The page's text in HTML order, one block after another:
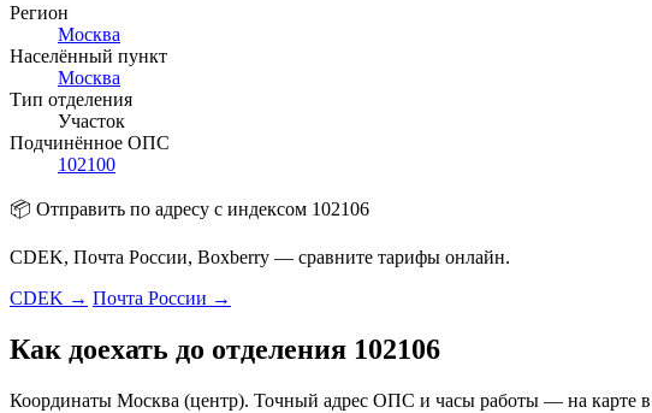
Регион
Москва
Населённый пункт
Москва
Тип отделения
Участок
Подчинённое ОПС
102100
📦 Отправить по адресу с индексом 102106
CDEK, Почта России, Boxberry — сравните тарифы онлайн.
CDEK → Почта России →
Как доехать до отделения 102106
Координаты Москва (центр). Точный адрес ОПС и часы работы — на карте в